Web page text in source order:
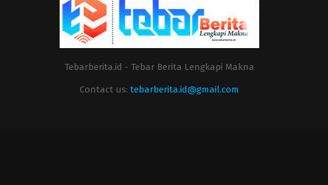
Tebarberita.id - Tebar Berita Lengkapi Makna
Contact us: tebarberita.id@gmail.com